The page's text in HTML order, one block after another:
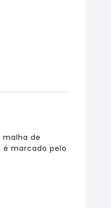
de
é marcado pelo